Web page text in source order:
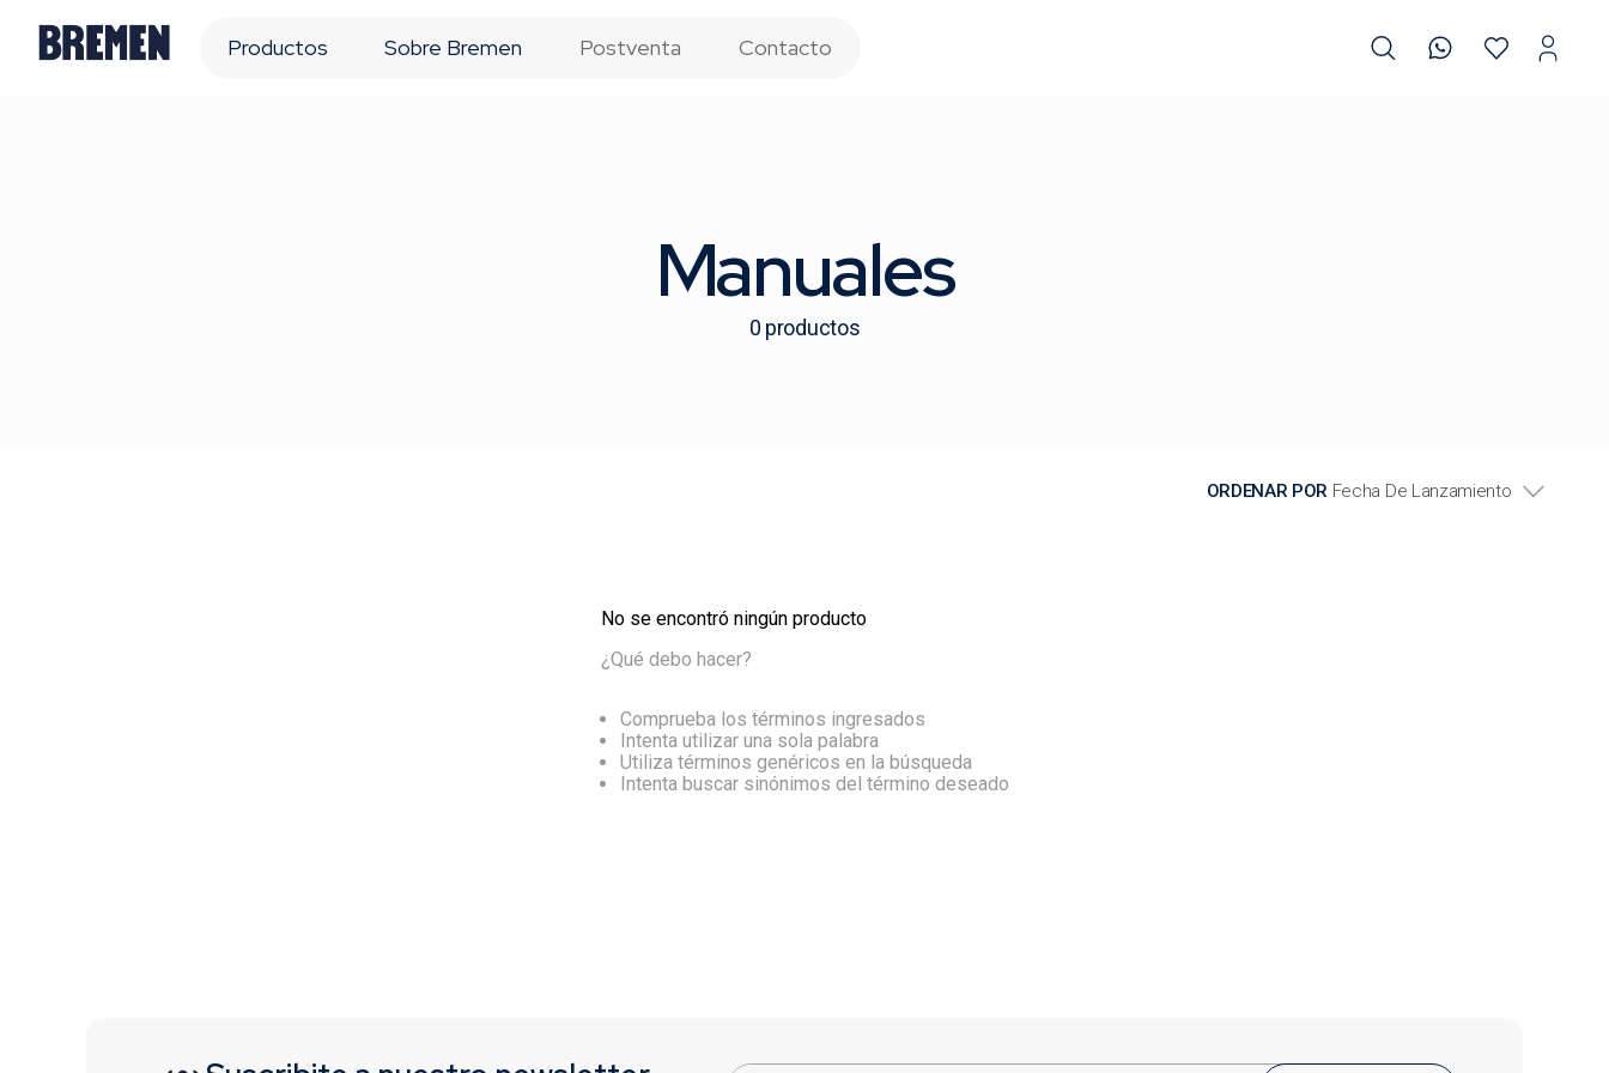
Productos Sobre Bremen Postventa Contacto
Manuales
0 productos
ORDENAR POR Fecha De Lanzamiento
No se encontró ningún producto
¿Qué debo hacer?
Comprueba los términos ingresados
Intenta utilizar una sola palabra
Utiliza términos genéricos en la búsqueda
Intenta buscar sinónimos del término deseado